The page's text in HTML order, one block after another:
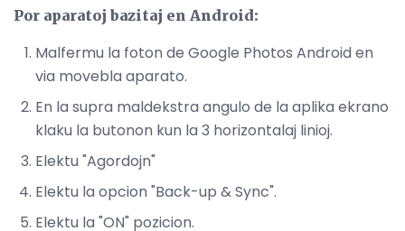
Por aparatoj bazitaj en Android:
Malfermu la foton de Google Photos Android en
via movebla aparato.
En la supra maldekstra angulo de la aplika ekrano
klaku la butonon kun la 3 horizontalaj linioj.
Elektu "Agordojn"
Elektu la opcion "Back-up & Sync".
Elektu la "ON" pozicion.